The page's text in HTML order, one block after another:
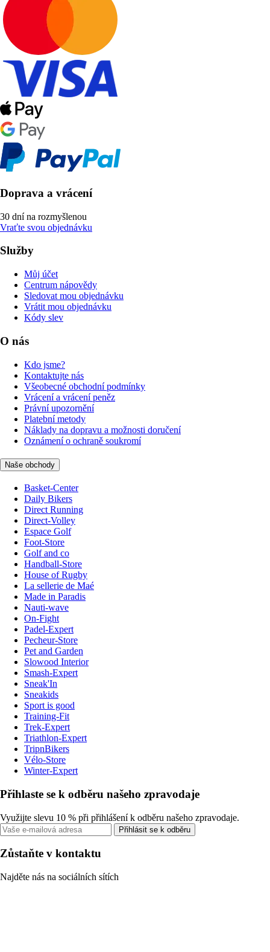
Doprava a vrácení
30 dní na rozmyšlenou
Vraťte svou objednávku
Služby
Můj účet
Centrum nápovědy
Sledovat mou objednávku
Vrátit mou objednávku
Kódy slev
O nás
Kdo jsme?
Kontaktujte nás
Všeobecné obchodní podmínky
Vrácení a vrácení peněz
Právní upozornění
Platební metody
Náklady na dopravu a možnosti doručení
Oznámení o ochraně soukromí
Naše obchody
Basket-Center
Daily Bikers
Direct Running
Direct-Volley
Espace Golf
Foot-Store
Golf and co
Handball-Store
House of Rugby
La sellerie de Maé
Made in Paradis
Nauti-wave
On-Fight
Padel-Expert
Pecheur-Store
Pet and Garden
Slowood Interior
Smash-Expert
Sneak'In
Sneakids
Sport is good
Training-Fit
Trek-Expert
Triathlon-Expert
TripnBikers
Vélo-Store
Winter-Expert
Přihlaste se k odběru našeho zpravodaje
Využijte slevu 10 % při přihlášení k odběru našeho zpravodaje.
Přihlásit se k odběru
Zůstaňte v kontaktu
Najděte nás na sociálních sítích